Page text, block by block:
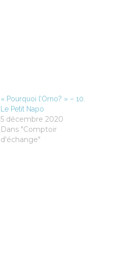
« Pourquoi l’Orno? » – 10.
Le Petit Napo
5 décembre 2020
Dans "Comptoir
d'échange"